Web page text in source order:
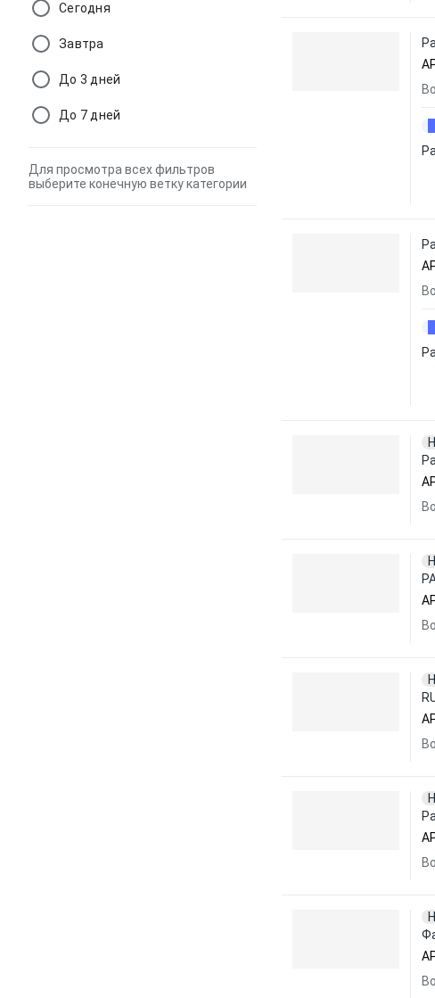
Сегодня
Завтра
До 3 дней
До 7 дней
Для просмотра всех фильтров
выберите конечную ветку категории